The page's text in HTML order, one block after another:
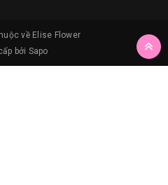
về Elise Flower
bởi Sapo